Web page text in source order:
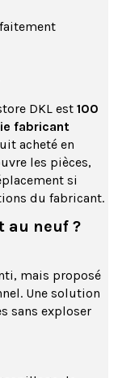
DKL est 100
fabricant
acheté en
les pièces,
si
du fabricant.
au neuf ?
mais proposé
Une solution
sans exploser